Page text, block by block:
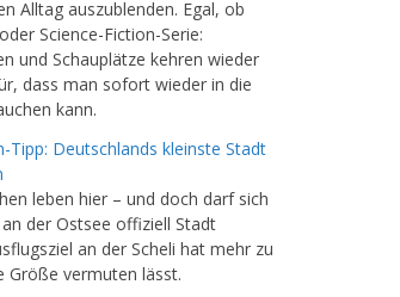
Alltag auszublenden. Egal, ob
Science-Fiction-Serie:
und Schauplätze kehren wieder
dass man sofort wieder in die
kann.
Tipp: Deutschlands kleinste Stadt
leben hier – und doch darf sich
der Ostsee offiziell Stadt
an der Scheli hat mehr zu
Größe vermuten lässt.